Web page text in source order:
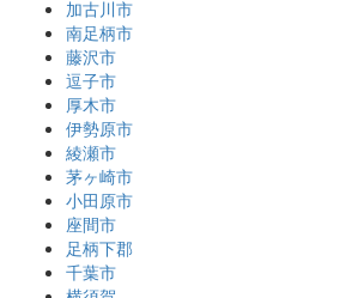
加古川市
南足柄市
藤沢市
逗子市
厚木市
伊勢原市
綾瀬市
茅ヶ崎市
小田原市
座間市
足柄下郡
千葉市